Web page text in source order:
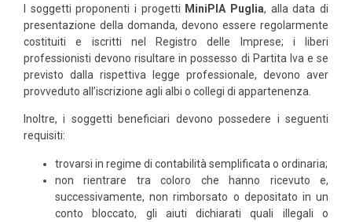
I soggetti proponenti i progetti MiniPIA Puglia, alla data di
presentazione della domanda, devono essere regolarmente
costituiti e iscritti nel Registro delle Imprese; i liberi
professionisti devono risultare in possesso di Partita Iva e se
previsto dalla rispettiva legge professionale, devono aver
provveduto all’iscrizione agli albi o collegi di appartenenza.
Inoltre, i soggetti beneficiari devono possedere i seguenti
requisiti:
trovarsi in regime di contabilità semplificata o ordinaria;
non rientrare tra coloro che hanno ricevuto e,
successivamente, non rimborsato o depositato in un
conto bloccato, gli aiuti dichiarati quali illegali o